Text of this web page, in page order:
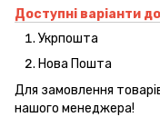
Доступні варіанти
Укрпошта
Нова Пошта
Для замовлення
нашого менеджера!